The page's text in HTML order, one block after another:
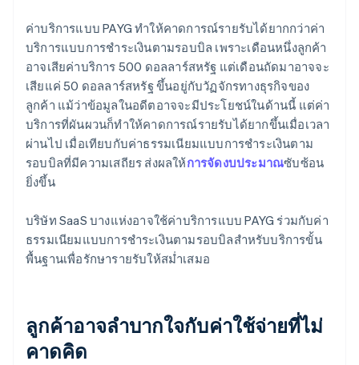
ค่าบริการแบบ PAYG ทำให้คาดการณ์รายรับได้ยากกว่าค่า
บริการแบบการชําระเงินตามรอบบิล เพราะเดือนหนึ่งลูกค้า
อาจเสียค่าบริการ 500 ดอลลาร์สหรัฐ แต่เดือนถัดมาอาจจะ
เสียแค่ 50 ดอลลาร์สหรัฐ ขึ้นอยู่กับวัฏจักรทางธุรกิจของ
ลูกค้า แม้ว่าข้อมูลในอดีตอาจจะมีประโยชน์ในด้านนี้ แต่ค่า
บริการที่ผันผวนก็ทําให้คาดการณ์รายรับได้ยากขึ้นเมื่อเวลา
ผ่านไป เมื่อเทียบกับค่าธรรมเนียมแบบการชำระเงินตาม
รอบบิลที่มีความเสถียร ส่งผลให้การจัดงบประมาณซับซ้อน
ยิ่งขึ้น
บริษัท SaaS บางแห่งอาจใช้ค่าบริการแบบ PAYG ร่วมกับค่า
ธรรมเนียมแบบการชำระเงินตามรอบบิลสำหรับบริการขั้น
พื้นฐานเพื่อรักษารายรับให้สม่ำเสมอ
ลูกค้าอาจลำบากใจกับค่าใช้จ่ายที่ไม่
คาดคิด